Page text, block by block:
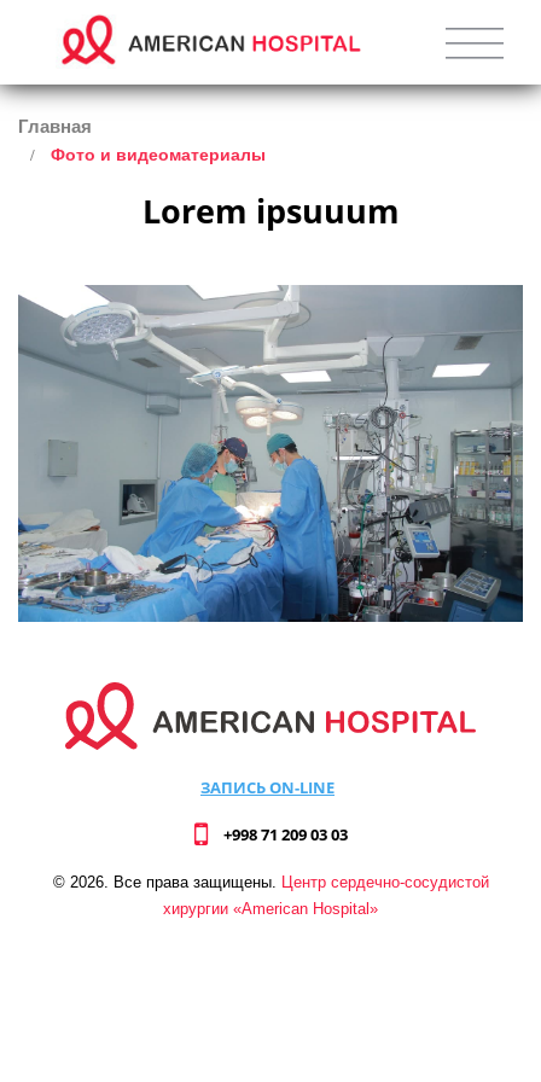
Главная
Фото и видеоматериалы
Lorem ipsuuum
ЗАПИСЬ ON-LINE
+998 71 209 03 03
© 2026. Все права защищены. Центр сердечно-сосудистой
хирургии «American Hospital»